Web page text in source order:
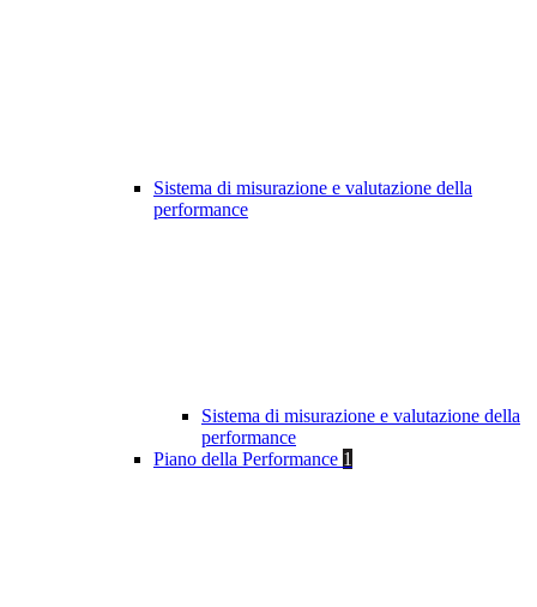
Sistema di misurazione e valutazione della
performance
Sistema di misurazione e valutazione della
performance
Piano della Performance 1